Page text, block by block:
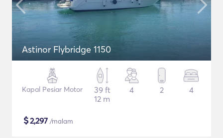
Astinor Flybridge 1150
Kapal Pesiar Motor
39 ft
12 m
4 2 4
$2,297 /malam